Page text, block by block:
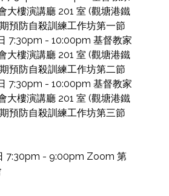
大樓演講廳 201 室 (觀塘港鐵
預防自殺訓練工作坊第一節
7:30pm - 10:00pm 基督教家
大樓演講廳 201 室 (觀塘港鐵
預防自殺訓練工作坊第二節
7:30pm - 10:00pm 基督教家
大樓演講廳 201 室 (觀塘港鐵
預防自殺訓練工作坊第三節
7:30pm - 9:00pm Zoom 第